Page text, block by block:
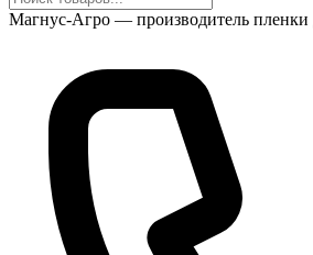
Магнус-Агро — производитель пленки